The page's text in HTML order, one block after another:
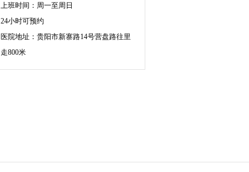
上班时间：周一至周日
24小时可预约
医院地址：贵阳市新寨路14号营盘路往里
走800米